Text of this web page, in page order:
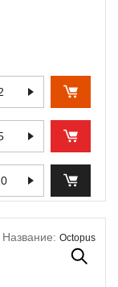
Название: Octopus